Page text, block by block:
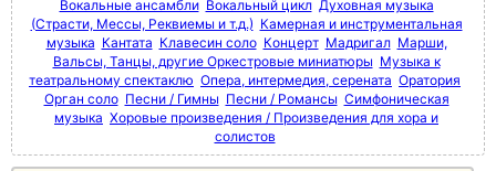
Вокальные ансамбли Вокальный цикл Духовная музыка
(Страсти, Мессы, Реквиемы и т.д.) Камерная и инструментальная
музыка Кантата Клавесин соло Концерт Мадригал Марши,
Вальсы, Танцы, другие Оркестровые миниатюры Музыка к
театральному спектаклю Опера, интермедия, серената Оратория
Орган соло Песни / Гимны Песни / Романсы Симфоническая
музыка Хоровые произведения / Произведения для хора и
солистов